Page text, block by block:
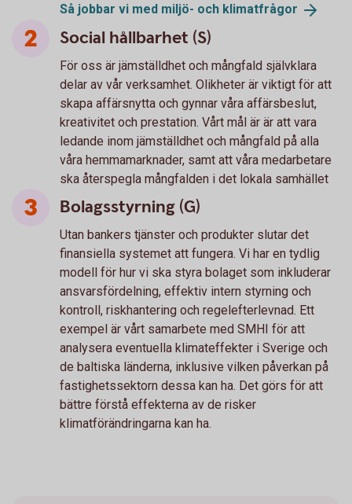
Så jobbar vi med miljö- och klimatfrågor
Social hållbarhet (S)
För oss är jämställdhet och mångfald självklara
delar av vår verksamhet. Olikheter är viktigt för att
skapa affärsnytta och gynnar våra affärsbeslut,
kreativitet och prestation. Vårt mål är är att vara
ledande inom jämställdhet och mångfald på alla
våra hemmamarknader, samt att våra medarbetare
ska återspegla mångfalden i det lokala samhället
Bolagsstyrning (G)
Utan bankers tjänster och produkter slutar det
finansiella systemet att fungera. Vi har en tydlig
modell för hur vi ska styra bolaget som inkluderar
ansvarsfördelning, effektiv intern styrning och
kontroll, riskhantering och regelefterlevnad. Ett
exempel är vårt samarbete med SMHI för att
analysera eventuella klimateffekter i Sverige och
de baltiska länderna, inklusive vilken påverkan på
fastighetssektorn dessa kan ha. Det görs för att
bättre förstå effekterna av de risker
klimatförändringarna kan ha.